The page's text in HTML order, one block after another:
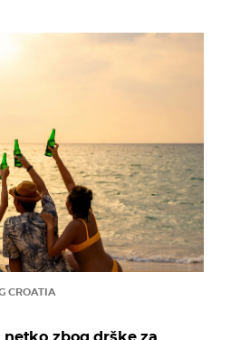
CROATIA
netko zbog drške za